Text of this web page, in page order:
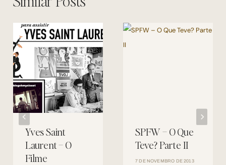
Yves Saint
Laurent – O
Filme
SPFW – O Que
Teve? Parte II
7 DE NOVEMBRO DE 2013